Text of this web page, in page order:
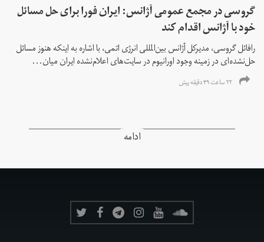
گروسی در مجمع عمومی آژانس: ایران فورا برای حل مسائل
خود با آژانس اقدام کند
رافائل گروسی، مدیرکل آژانس بین‌المللی انرژی اتمی، با اشاره به اینکه هنوز مسائل
حل‌نشده‌ای در زمینه وجود اورانیوم در سایت‌های اعلام‌نشده ایران میان...
۲۲ ساعت ۴۹ دقیقه پیش
ادامه